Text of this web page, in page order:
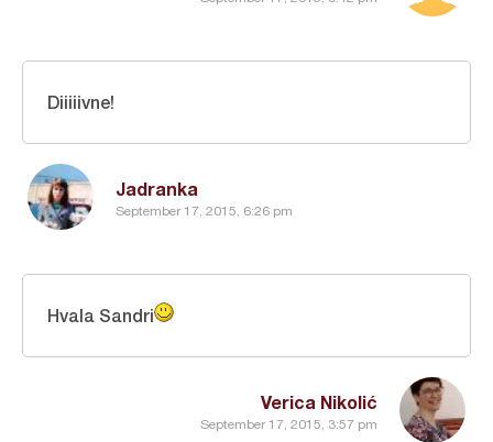
Jadranka
September 17, 2015, 6:26 pm
Diiiiivne!
Verica Nikolić
September 17, 2015, 3:57 pm
Hvala Sandri